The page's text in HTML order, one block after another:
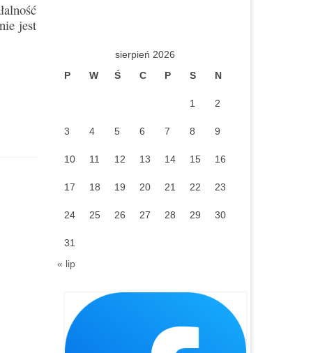
jest
sierpień 2026
P
W Ś C P S N
1 2
3 4 5 6 7 8 9
10 11 12 13 14 15 16
17 18 19 20 21 22 23
24 25 26 27 28 29 30
31
« lip